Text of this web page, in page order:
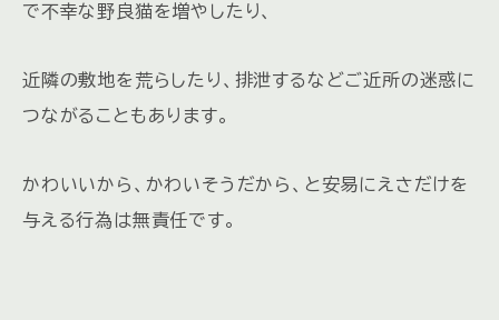
で不幸な野良猫を増やしたり、
近隣の敷地を荒らしたり、排泄するなどご近所の迷惑に
つながることもあります。
かわいいから、かわいそうだから、と安易にえさだけを
与える行為は無責任です。